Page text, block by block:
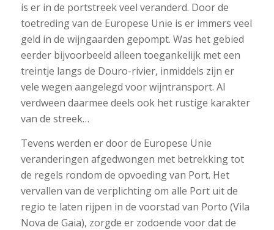
is er in de portstreek veel veranderd. Door de
toetreding van de Europese Unie is er immers veel
geld in de wijngaarden gepompt. Was het gebied
eerder bijvoorbeeld alleen toegankelijk met een
treintje langs de Douro-rivier, inmiddels zijn er
vele wegen aangelegd voor wijntransport. Al
verdween daarmee deels ook het rustige karakter
van de streek…
Tevens werden er door de Europese Unie
veranderingen afgedwongen met betrekking tot
de regels rondom de opvoeding van Port. Het
vervallen van de verplichting om alle Port uit de
regio te laten rijpen in de voorstad van Porto (Vila
Nova de Gaia), zorgde er zodoende voor dat de